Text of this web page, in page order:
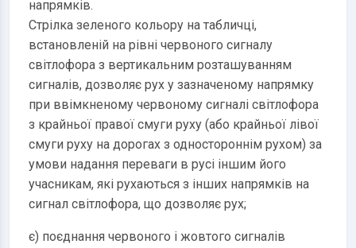
напрямків.
Стрілка зеленого кольору на табличці,
встановленій на рівні червоного сигналу
світлофора з вертикальним розташуванням
сигналів, дозволяє рух у зазначеному напрямку
при ввімкненому червоному сигналі світлофора
з крайньої правої смуги руху (або крайньої лівої
смуги руху на дорогах з одностороннім рухом) за
умови надання переваги в русі іншим його
учасникам, які рухаються з інших напрямків на
сигнал світлофора, що дозволяє рух;
є) поєднання червоного і жовтого сигналів